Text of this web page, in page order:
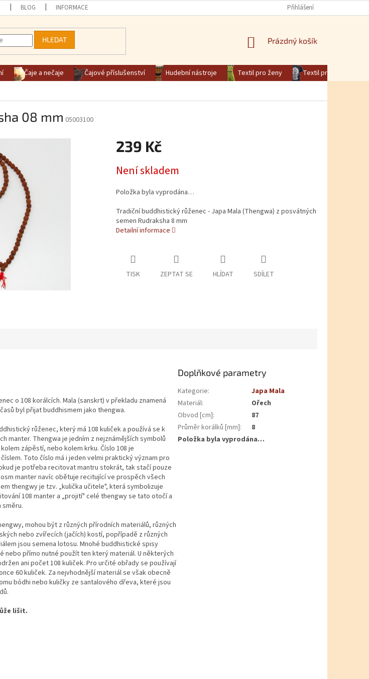
BLOG INFORMACE Přihlášení
HLEDAT NÁKUPNÍ KOŠÍK
Prázdný košík
Čaje a nečaje Čajové příslušenství Hudební nástroje Textil pro ženy
Textil pro muže
08 mm 05003100
239 Kč
Není skladem
Položka byla vyprodána…
Tradiční buddhistický růženec - Japa Mala (Thengwa) z posvátných
semen Rudraksha 8 mm
Detailní informace
TISK ZEPTAT SE HLÍDAT SDÍLET
o 108 korálcích. Mala (sanskrt) v překladu znamená
byl přijat buddhismem jako thengwa.
růženec, který má 108 kuliček a používá se k
manter. Thengwa je jedním z nejznámějších symbolů
zápěstí, nebo kolem krku. Číslo 108 je
Toto číslo má i jeden velmi praktický význam pro
je potřeba recitovat mantru stokrát, tak stačí pouze
manter navíc obětuje recitující ve prospěch všech
thengwy je tzv. „kulička učitele", která symbolizuje
108 manter a „projití" celé thengwy se tato otočí a
směru.
mohou být z různých přírodních materiálů, různých
nebo zvířecích (jačích) kostí, popřípadě z různých
jsou semena lotosu. Mnohé buddhistické spisy
nebo přímo nutné použít ten který materiál. U některých
ani počet 108 kuliček. Pro určité obřady se používají
60 kuliček. Za nejvhodnější materiál se však obecně
bódhi nebo kuličky ze santalového dřeva, které jsou
lišit.
Doplňkové parametry
Kategorie:
Japa Mala
Materiál:
Ořech
Obvod [cm]:
87
Průměr korálků [mm]:
8
Položka byla vyprodána…